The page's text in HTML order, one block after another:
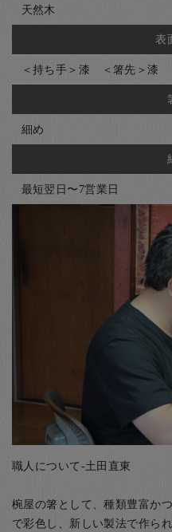
天然木
表
＜持ち手＞漆 ＜箸先＞漆
細め
最短翌日〜7営業日
職人について-土田直東
椀屋の箸として、種類豊富か
で彩色し、新しい製法で作ら